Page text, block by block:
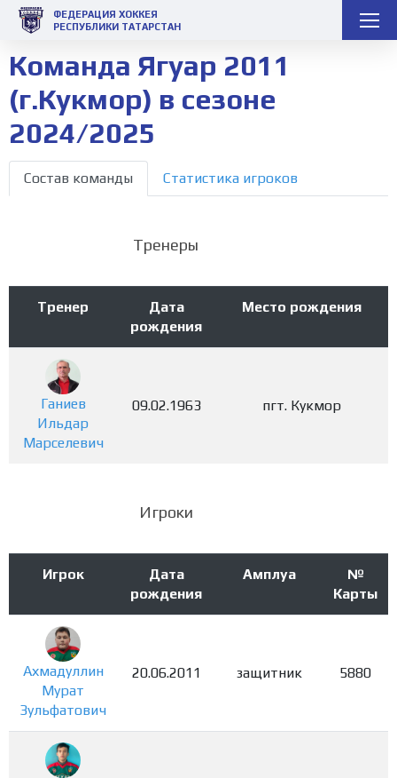
ФЕДЕРАЦИЯ ХОККЕЯ
РЕСПУБЛИКИ ТАТАРСТАН
Команда Ягуар 2011
(г.Кукмор) в сезоне
2024/2025
Состав команды Статистика игроков
Тренеры
Тренер
Дата
рождения
Место рождения
Ганиев
Ильдар
Марселевич
09.02.1963 пгт. Кукмор
Игроки
Игрок
Дата
рождения
Амплуа
№
Карты
Ахмадуллин
Мурат
Зульфатович
20.06.2011 защитник 5880